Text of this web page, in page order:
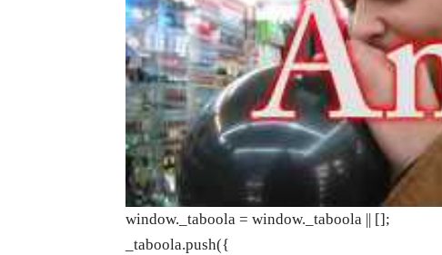
window._taboola = window._taboola || [];
_taboola.push({